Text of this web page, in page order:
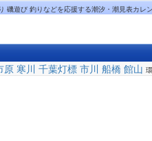
磯遊び 釣りなどを応援する潮汐・潮見表カレ
原 寒川 千葉灯標 市川 船橋 館山